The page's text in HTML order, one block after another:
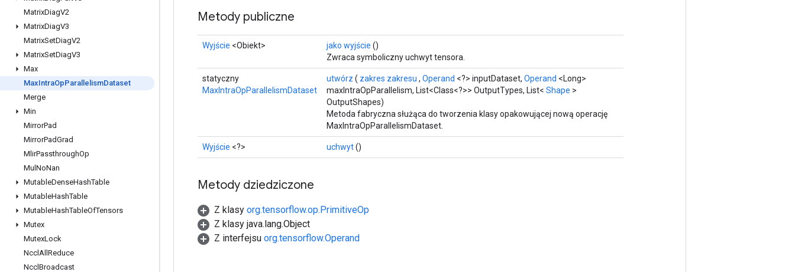
MatrixDiagV2
MatrixDiagV3
MatrixSetDiagV2
MatrixSetDiagV3
Max
MaxIntraOpParallelismDataset
Merge
Min
MirrorPad
MirrorPadGrad
MlirPassthroughOp
Mul NoNan
MutableDenseHashTable
MutableHashTable
MutableHashTableOfTensors
Mutex
MutexLock
Nccl All Reduce
Nccl Broadcast
Metody publiczne
Wyjście <Obiekt> jako wyjście ()
Zwraca symboliczny uchwyt tensora.
statyczny
MaxIntraOpParallelismDataset
utwórz ( zakres zakresu , Operand <?> inputDataset, Operand <Long>
maxIntraOpParallelism, List<Class<?>> OutputTypes, List< Shape >
OutputShapes)
Metoda fabryczna służąca do tworzenia klasy opakowującej nową operację
MaxIntraOpParallelismDataset.
Wyjście <?> uchwyt()
Metody dziedziczone
Z klasy org.tensorflow.op.PrimitiveOp
Z klasy java.lang.Object
Z interfejsu org.tensorflow.Operand